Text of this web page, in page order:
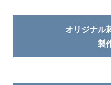
オリジナル
製